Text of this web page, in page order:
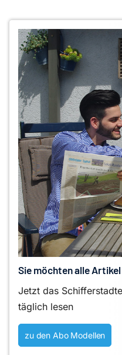
Sie möchten alle
Jetzt das
täglich lesen
zu den Abo Modellen